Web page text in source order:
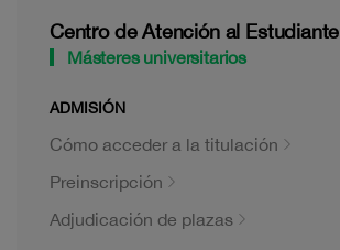
Centro de Atención al Estudiante
Másteres universitarios
ADMISIÓN
Cómo acceder a la titulación
Preinscripción
Adjudicación de plazas